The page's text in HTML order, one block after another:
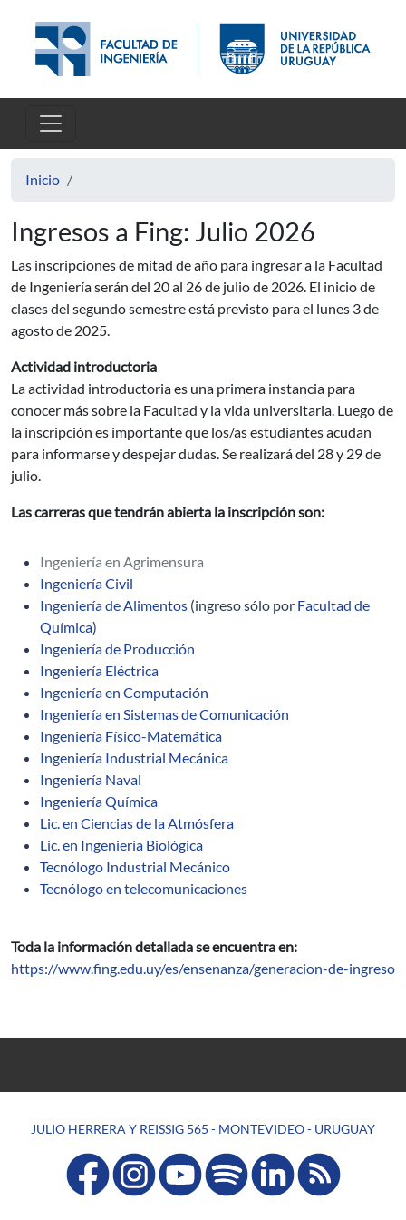
Inicio
Ingresos a Fing: Julio 2026
Las inscripciones de mitad de año para ingresar a la Facultad
de Ingeniería serán del 20 al 26 de julio de 2026. El inicio de
clases del segundo semestre está previsto para el lunes 3 de
agosto de 2025.
Actividad introductoria
La actividad introductoria es una primera instancia para
conocer más sobre la Facultad y la vida universitaria. Luego de
la inscripción es importante que los/as estudiantes acudan
para informarse y despejar dudas. Se realizará del 28 y 29 de
julio.
Las carreras que tendrán abierta la inscripción son:
Ingeniería en Agrimensura
Ingeniería Civil
Ingeniería de Alimentos (ingreso sólo por Facultad de
Química)
Ingeniería de Producción
Ingeniería Eléctrica
Ingeniería en Computación
Ingeniería en Sistemas de Comunicación
Ingeniería Físico-Matemática
Ingeniería Industrial Mecánica
Ingeniería Naval
Ingeniería Química
Lic. en Ciencias de la Atmósfera
Lic. en Ingeniería Biológica
Tecnólogo Industrial Mecánico
Tecnólogo en telecomunicaciones
Toda la información detallada se encuentra en:
https://www.fing.edu.uy/es/ensenanza/generacion-de-ingreso
JULIO HERRERA Y REISSIG 565 - MONTEVIDEO - URUGUAY